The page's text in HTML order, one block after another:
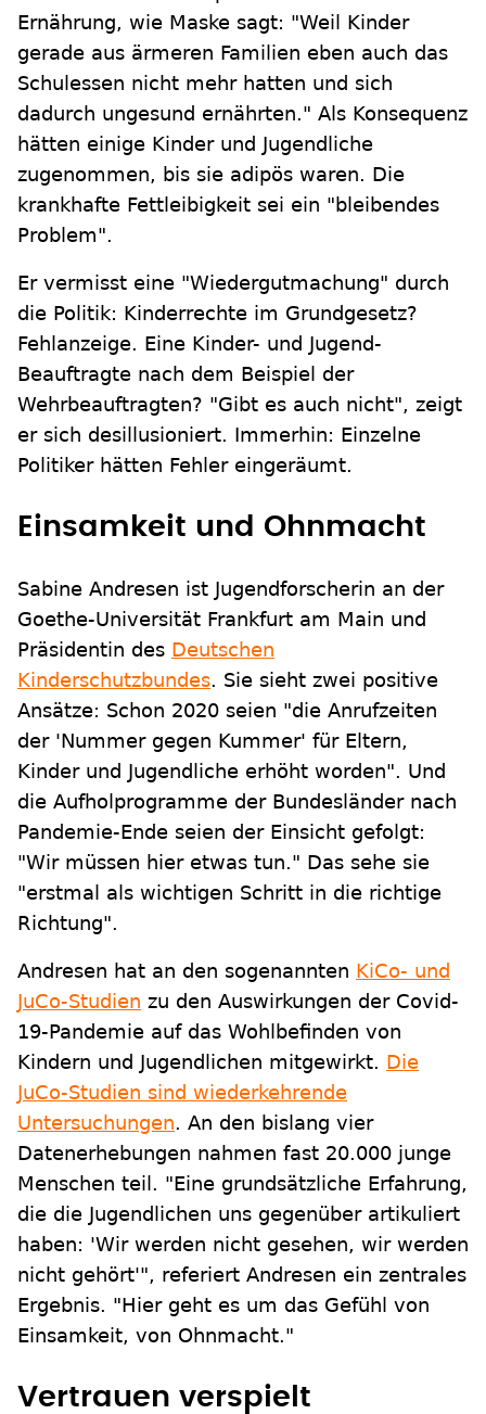
Ernährung, wie Maske sagt: "Weil Kinder
gerade aus ärmeren Familien eben auch das
Schulessen nicht mehr hatten und sich
dadurch ungesund ernährten." Als Konsequenz
hätten einige Kinder und Jugendliche
zugenommen, bis sie adipös waren. Die
krankhafte Fettleibigkeit sei ein "bleibendes
Problem".
Er vermisst eine "Wiedergutmachung" durch
die Politik: Kinderrechte im Grundgesetz?
Fehlanzeige. Eine Kinder- und Jugend-
Beauftragte nach dem Beispiel der
Wehrbeauftragten? "Gibt es auch nicht", zeigt
er sich desillusioniert. Immerhin: Einzelne
Politiker hätten Fehler eingeräumt.
Einsamkeit und Ohnmacht
Sabine Andresen ist Jugendforscherin an der
Goethe-Universität Frankfurt am Main und
Präsidentin des Deutschen
Kinderschutzbundes. Sie sieht zwei positive
Ansätze: Schon 2020 seien "die Anrufzeiten
der 'Nummer gegen Kummer' für Eltern,
Kinder und Jugendliche erhöht worden". Und
die Aufholprogramme der Bundesländer nach
Pandemie-Ende seien der Einsicht gefolgt:
"Wir müssen hier etwas tun." Das sehe sie
"erstmal als wichtigen Schritt in die richtige
Richtung".
Andresen hat an den sogenannten KiCo- und
JuCo-Studien zu den Auswirkungen der Covid-
19-Pandemie auf das Wohlbefinden von
Kindern und Jugendlichen mitgewirkt. Die
JuCo-Studien sind wiederkehrende
Untersuchungen. An den bislang vier
Datenerhebungen nahmen fast 20.000 junge
Menschen teil. "Eine grundsätzliche Erfahrung,
die die Jugendlichen uns gegenüber artikuliert
haben: 'Wir werden nicht gesehen, wir werden
nicht gehört'", referiert Andresen ein zentrales
Ergebnis. "Hier geht es um das Gefühl von
Einsamkeit, von Ohnmacht."
Vertrauen verspielt